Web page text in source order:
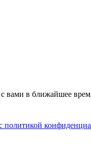
с вами в ближайшее
политикой